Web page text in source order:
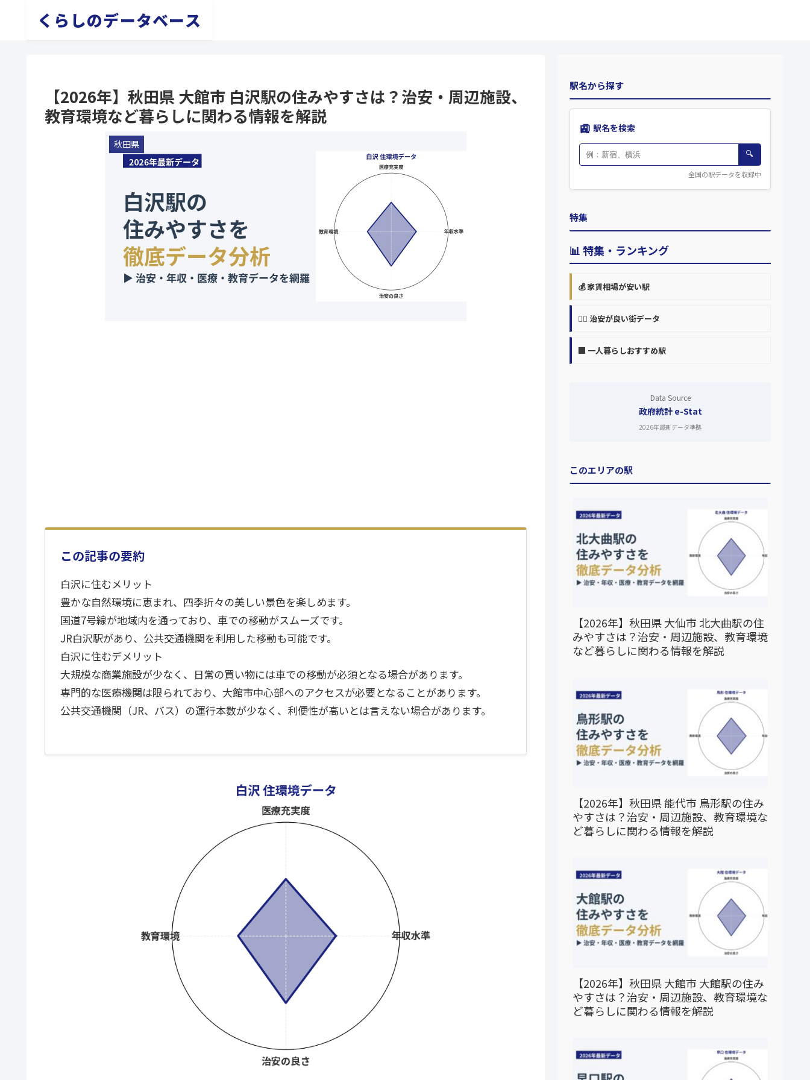
くらしのデータベース
【2026年】秋田県 大館市 白沢駅の住みやすさは？治安・周辺施設、
教育環境など暮らしに関わる情報を解説
秋田県
この記事の要約
白沢に住むメリット
豊かな自然環境に恵まれ、四季折々の美しい景色を楽しめます。
国道7号線が地域内を通っており、車での移動がスムーズです。
JR白沢駅があり、公共交通機関を利用した移動も可能です。
白沢に住むデメリット
大規模な商業施設が少なく、日常の買い物には車での移動が必須となる場合があります。
専門的な医療機関は限られており、大館市中心部へのアクセスが必要となることがあります。
公共交通機関（JR、バス）の運行本数が少なく、利便性が高いとは言えない場合があります。
駅名から探す
🚉 駅名を検索
🔍
全国の駅データを収録中
特集
📊 特集・ランキング
💰 家賃相場が安い駅
👮‍♀️ 治安が良い街データ
🏢 一人暮らしおすすめ駅
Data Source
政府統計 e-Stat
2026年最新データ準拠
このエリアの駅
【2026年】秋田県 大仙市 北大曲駅の住
みやすさは？治安・周辺施設、教育環境
など暮らしに関わる情報を解説
【2026年】秋田県 能代市 鳥形駅の住み
やすさは？治安・周辺施設、教育環境な
ど暮らしに関わる情報を解説
【2026年】秋田県 大館市 大館駅の住み
やすさは？治安・周辺施設、教育環境な
ど暮らしに関わる情報を解説